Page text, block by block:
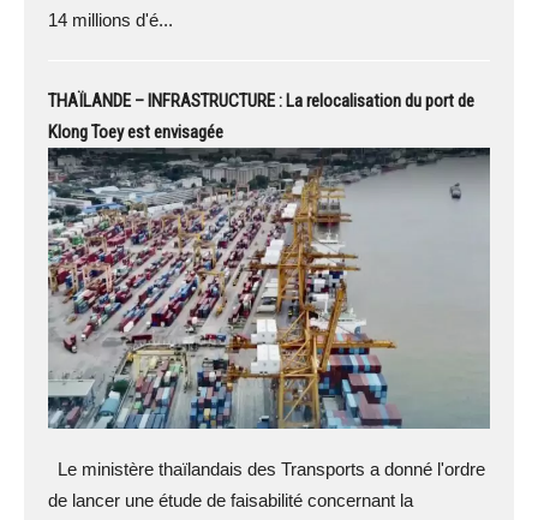
14 millions d'é...
THAÏLANDE – INFRASTRUCTURE : La relocalisation du port de
Klong Toey est envisagée
Le ministère thaïlandais des Transports a donné l'ordre
de lancer une étude de faisabilité concernant la